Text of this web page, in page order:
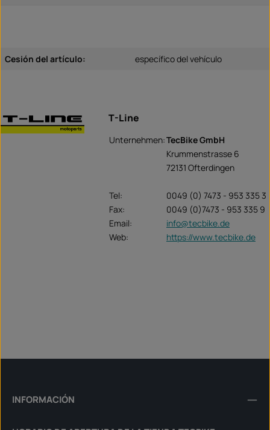
Cesión del artículo: específico del vehículo
T-Line
Unternehmen:TecBike GmbH
Krummenstrasse 6
72131 Ofterdingen
Tel:
0049 (0) 7473 - 953 335 3
Fax:
0049 (0)7473 - 953 335 9
Email:
info@tecbike.de
Web:
https://www.tecbike.de
INFORMACIÓN